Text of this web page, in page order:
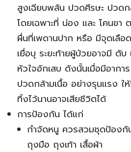
สูงเฉียบพลัน ปวดศีรษะ ปวด
โดยเฉพาะที่ น่อง และ โคนขา
ผื่นที่เพดานปาก หรือ มีจุดเลื
เยื่อบุ ระยะท้ายผู้ป่วยอาจมี ตับ
หัวใจอักเสบ ดังนั้นเมื่อมีอากา
ปวดกล้ามเนื้อ อย่างรุนแรง ใ
ทิ้งไว้นานอาจเสียชีวิตได้
การป้องกัน ได้แก่
กำจัดหนู ควรสวมชุดป้องกั
ถุงมือ ถุงเท้า เสื้อผ้า